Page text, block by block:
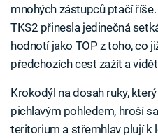
mnohých zástupců ptačí
TKS2 přinesla jedinečná
hodnotí jako TOP z toho, co
předchozích cest zažít a
Krokodýl na dosah ruky,
pichlavým pohledem, hroší
teritorium a střemhlav plují k